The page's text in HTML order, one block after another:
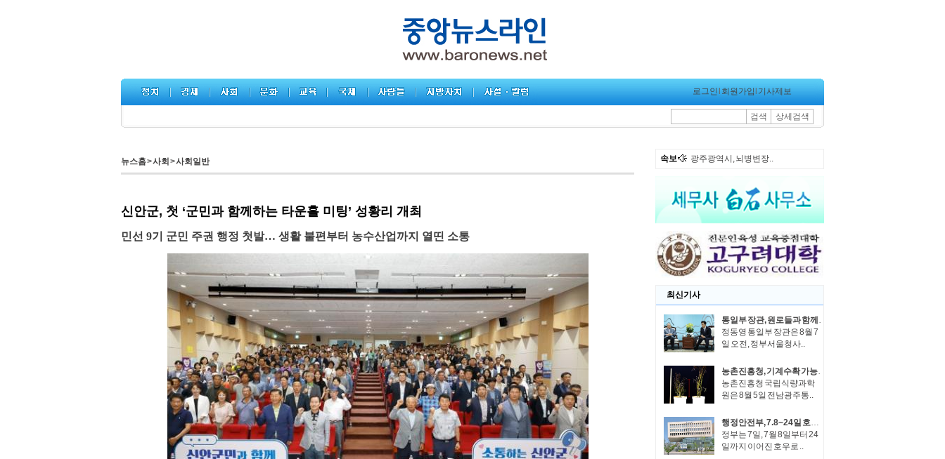
로그인 회원가입 기사제보
검색 상세검색
뉴스홈>사회 >사회일반 속보 광주광역시, 뇌병변장..
최신기사
통일부 장관, 원로들과 함께 '한반도 평화공존 발전구상' 공감대 형성 방안 논의
정동영 통일부 장관은 8월 7
일 오전, 정부서울청사..
농촌진흥청, 기계수확 가능한 녹두 새 품종 '채흔' 현장 평가회
농촌진흥청 국립식량과학
원은 8월 5일 전남광주통..
행정안전부, 7.8~24일 호우 피해 특별재난지역 선포
정부는 7일, 7월 8일부터 24
일까지 이어진 호우로 ..